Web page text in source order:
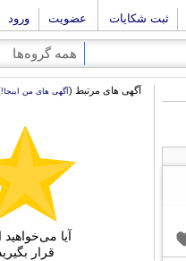
ثبت شکایات عضویت ورود
همه گروه‌ها
آگهی های مرتبط (آگهی های من اینجا!
آیا می‌خواهید
قرار